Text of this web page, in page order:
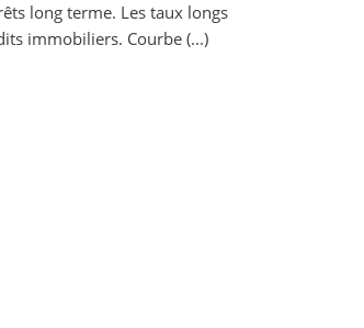
long terme. Les taux longs
immobiliers. Courbe (...)